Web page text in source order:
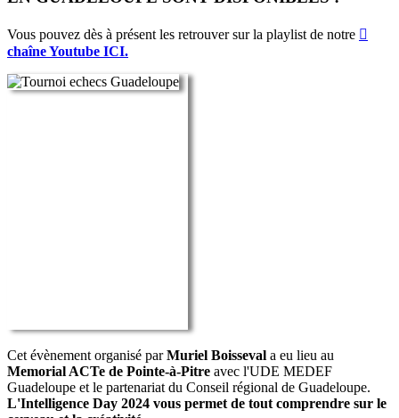
Vous pouvez dès à présent les retrouver sur la playlist de notre
chaîne Youtube ICI.
Cet évènement organisé parMuriel Boisseval a eu lieu au
Memorial ACTe de Pointe-à-Pitre avec l'UDE MEDEF
Guadeloupe et le partenariat du Conseil régional de Guadeloupe.
L'Intelligence Day 2024 vous permet de tout comprendre sur le